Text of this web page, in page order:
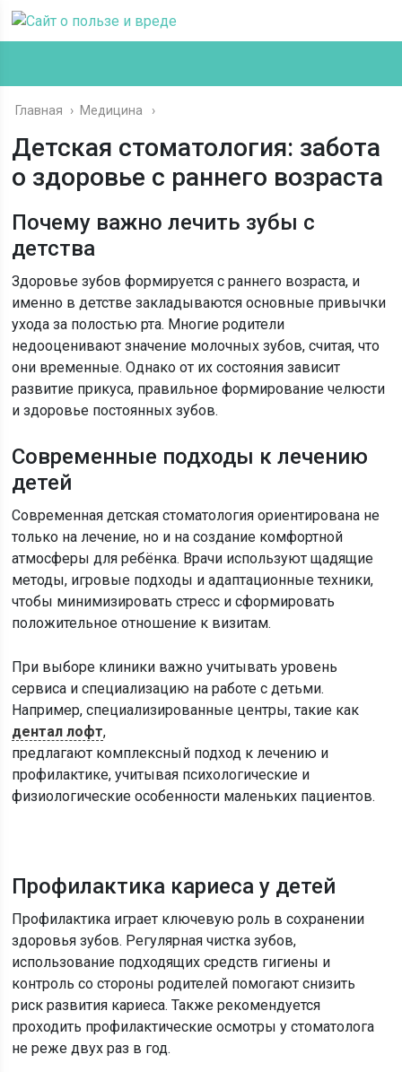
Главная › Медицина
Детская стоматология: забота
о здоровье с раннего возраста
Почему важно лечить зубы с
детства
Здоровье зубов формируется с раннего возраста, и
именно в детстве закладываются основные привычки
ухода за полостью рта. Многие родители
недооценивают значение молочных зубов, считая, что
они временные. Однако от их состояния зависит
развитие прикуса, правильное формирование челюсти
и здоровье постоянных зубов.
Современные подходы к лечению
детей
Современная детская стоматология ориентирована не
только на лечение, но и на создание комфортной
атмосферы для ребёнка. Врачи используют щадящие
методы, игровые подходы и адаптационные техники,
чтобы минимизировать стресс и сформировать
положительное отношение к визитам.
При выборе клиники важно учитывать уровень
сервиса и специализацию на работе с детьми.
Например, специализированные центры, такие как
дентал лофт,
предлагают комплексный подход к лечению и
профилактике, учитывая психологические и
физиологические особенности маленьких пациентов.
Профилактика кариеса у детей
Профилактика играет ключевую роль в сохранении
здоровья зубов. Регулярная чистка зубов,
использование подходящих средств гигиены и
контроль со стороны родителей помогают снизить
риск развития кариеса. Также рекомендуется
проходить профилактические осмотры у стоматолога
не реже двух раз в год.